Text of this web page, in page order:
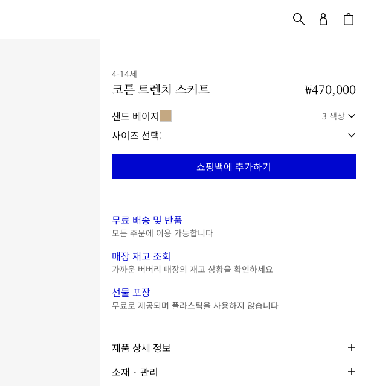
4-14세
코튼 트렌치 스커트 4-14세
₩470,000
샌드 베이지 3 색상
사이즈 선택:
쇼핑백에 추가하기
무료 배송 및 반품
모든 주문에 이용 가능합니다
매장 재고 조회
가까운 버버리 매장의 재고 상황을 확인하세요
선물 포장
무료로 제공되며 플라스틱을 사용하지 않습니다
제품 상세 정보
소재 · 관리